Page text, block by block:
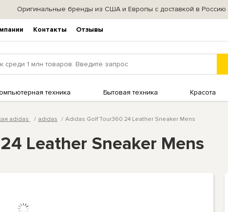
Оригинальные бренды из США и Европы с доставкой в Россию
Контакты Отзывы
техника Бытовая техника Красота
adidas adidas Adidas Golf Tour360 24 Leather Sneaker Mens
Leather Sneaker Mens